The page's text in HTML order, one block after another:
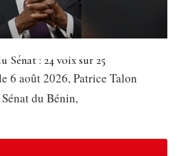
Sénat : 24 voix sur 25
6 août 2026, Patrice Talon
du Bénin,